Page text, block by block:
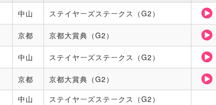
中山 ステイヤーズステークス（G2）
京都 京都大賞典（G2）
中山 ステイヤーズステークス（G2）
京都 京都大賞典（G2）
中山 ステイヤーズステークス（G2）